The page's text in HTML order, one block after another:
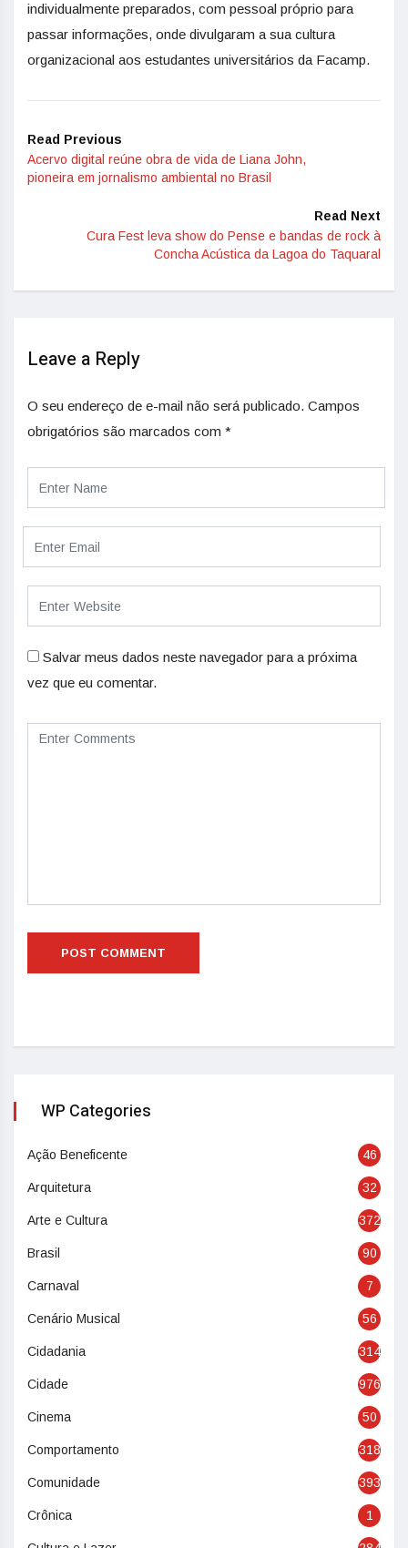
individualmente preparados, com pessoal próprio para
passar informações, onde divulgaram a sua cultura
organizacional aos estudantes universitários da Facamp.
Read Previous
Acervo digital reúne obra de vida de Liana John,
pioneira em jornalismo ambiental no Brasil
Read Next
Cura Fest leva show do Pense e bandas de rock à
Concha Acústica da Lagoa do Taquaral
Leave a Reply
O seu endereço de e-mail não será publicado. Campos
obrigatórios são marcados com *
Salvar meus dados neste navegador para a próxima
vez que eu comentar.
WP Categories
Ação Beneficente 46
Arquitetura 32
Arte e Cultura 372
Brasil 90
Carnaval 7
Cenário Musical 56
Cidadania 314
Cidade 976
Cinema 50
Comportamento 318
Comunidade 393
Crônica 1